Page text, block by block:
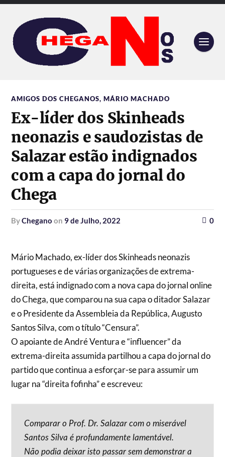
AMIGOS DOS CHEGANOS,MÁRIO MACHADO
Ex-líder dos Skinheads
neonazis e saudozistas de
Salazar estão indignados
com a capa do jornal do
Chega
byChegano on 9 de Julho, 2022 0
Mário Machado, ex-líder dos Skinheads neonazis
portugueses e de várias organizações de extrema-
direita, está indignado com a nova capa do jornal online
do Chega, que comparou na sua capa o ditador Salazar
e o Presidente da Assembleia da República, Augusto
Santos Silva, com o título “Censura”.
O apoiante de André Ventura e “influencer” da
extrema-direita assumida partilhou a capa do jornal do
partido que continua a esforçar-se para assumir um
lugar na “direita fofinha” e escreveu:
Comparar o Prof. Dr. Salazar com o miserável
Santos Silva é profundamente lamentável.
Não podia deixar isto passar sem demonstrar a